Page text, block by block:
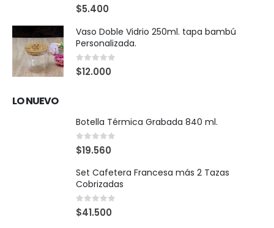
0 out of 5
$5.400
Vaso Doble Vidrio 250ml. tapa bambú
Personalizada.
0 out of 5
$12.000
LO NUEVO
Botella Térmica Grabada 840 ml.
0 out of 5
$19.560
Set Cafetera Francesa más 2 Tazas
Cobrizadas
0 out of 5
$41.500